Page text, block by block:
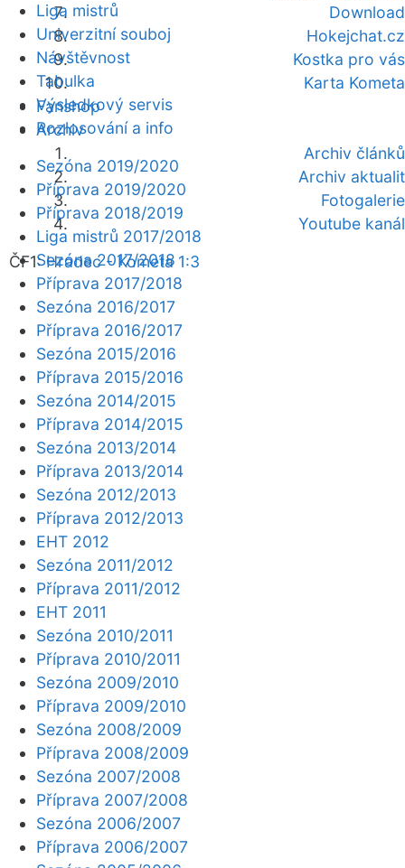
Download
Hokejchat.cz
Kostka pro vás
Karta Kometa
Fanshop
Archiv
Archiv článků
Archiv aktualit
Fotogalerie
Youtube kanál
ČF1:Hradec - Kometa 1:3
Liga mistrů
Univerzitní souboj
Návštěvnost
Tabulka
Výsledkový servis
Rozlosování a info
Sezóna 2019/2020
Příprava 2019/2020
Příprava 2018/2019
Liga mistrů 2017/2018
Sezóna 2017/2018
Příprava 2017/2018
Sezóna 2016/2017
Příprava 2016/2017
Sezóna 2015/2016
Příprava 2015/2016
Sezóna 2014/2015
Příprava 2014/2015
Sezóna 2013/2014
Příprava 2013/2014
Sezóna 2012/2013
Příprava 2012/2013
EHT 2012
Sezóna 2011/2012
Příprava 2011/2012
EHT 2011
Sezóna 2010/2011
Příprava 2010/2011
Sezóna 2009/2010
Příprava 2009/2010
Sezóna 2008/2009
Příprava 2008/2009
Sezóna 2007/2008
Příprava 2007/2008
Sezóna 2006/2007
Příprava 2006/2007